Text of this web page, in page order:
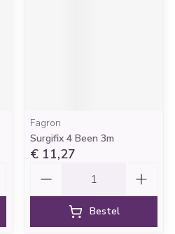
Fagron
Surgifix 4 Been 3m
€ 11,27
Bestel